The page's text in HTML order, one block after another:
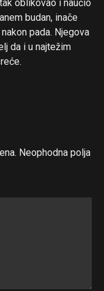
oblikovao i naučio
budan, inače
pada. Njegova
da i u najtežim
Neophodna polja